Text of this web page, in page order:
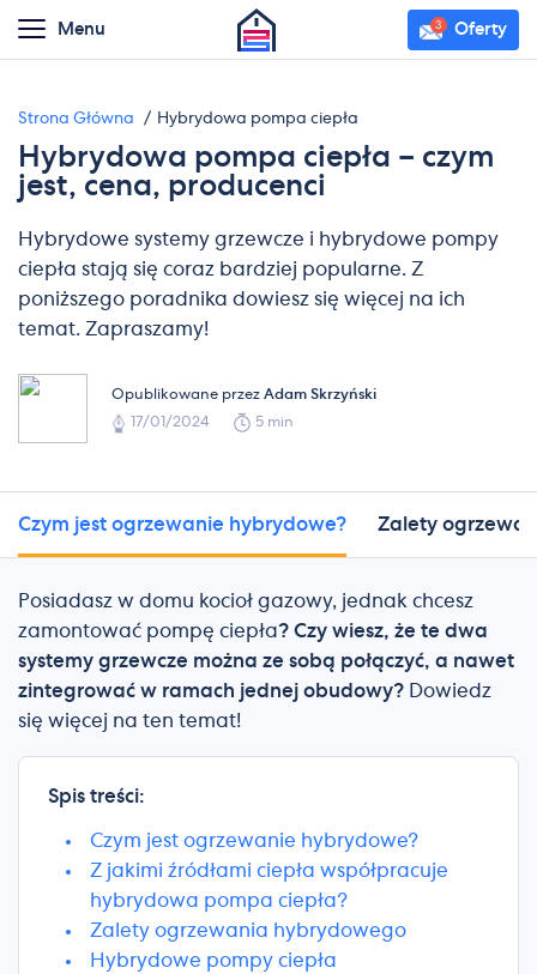
Menu Oferty
Strona Główna Hybrydowa pompa ciepła
Hybrydowa pompa ciepła – czym
jest, cena, producenci
Hybrydowe systemy grzewcze i hybrydowe pompy
ciepła stają się coraz bardziej popularne. Z
poniższego poradnika dowiesz się więcej na ich
temat. Zapraszamy!
Opublikowane przez Adam Skrzyński
17/01/2024
5 min
Czym jest ogrzewanie hybrydowe? Zalety
Posiadasz w domu kocioł gazowy, jednak chcesz
zamontować pompę ciepła? Czy wiesz, że te dwa
systemy grzewcze można ze sobą połączyć, a nawet
zintegrować w ramach jednej obudowy? Dowiedz
się więcej na ten temat!
Spis treści:
Czym jest ogrzewanie hybrydowe?
Z jakimi źródłami ciepła współpracuje
hybrydowa pompa ciepła?
Zalety ogrzewania hybrydowego
Hybrydowe pompy ciepła